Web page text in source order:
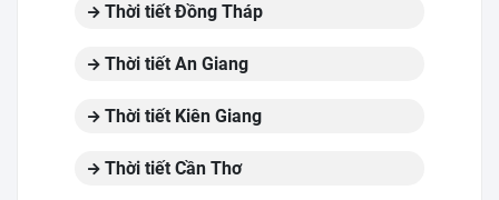
Thời tiết Đồng Tháp
Thời tiết An Giang
Thời tiết Kiên Giang
Thời tiết Cần Thơ